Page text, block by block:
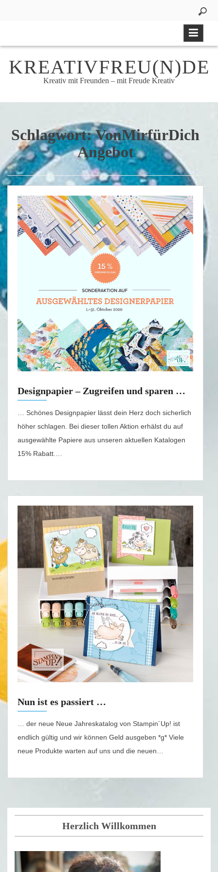
KREATIVFREU(N)DE
Kreativ mit Freunden – mit Freude Kreativ
Schlagwort:VonMirfürDich
Angebot
Designpapier – Zugreifen und sparen …
… Schönes Designpapier lässt dein Herz doch sicherlich
höher schlagen. Bei dieser tollen Aktion erhälst du auf
ausgewählte Papiere aus unseren aktuellen Katalogen
15% Rabatt.…
Nun ist es passiert …
… der neue Neue Jahreskatalog von Stampin´Up! ist
endlich gültig und wir können Geld ausgeben *g* Viele
neue Produkte warten auf uns und die neuen…
Herzlich Willkommen